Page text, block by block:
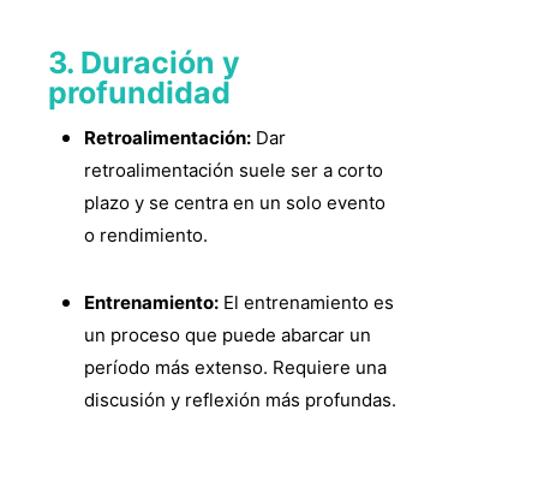
3. Duración y
profundidad
Retroalimentación: Dar
retroalimentación suele ser a corto
plazo y se centra en un solo evento
o rendimiento.
Entrenamiento: El entrenamiento es
un proceso que puede abarcar un
período más extenso. Requiere una
discusión y reflexión más profundas.